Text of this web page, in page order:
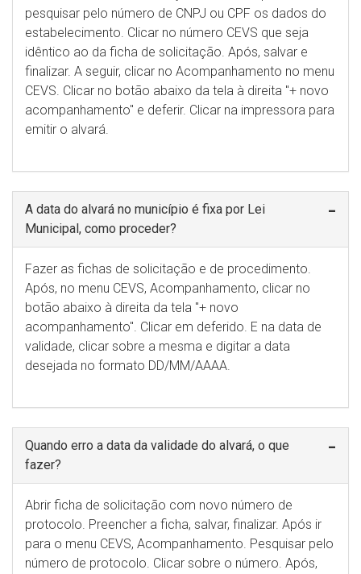
pesquisar pelo número de CNPJ ou CPF os dados do
estabelecimento. Clicar no número CEVS que seja
idêntico ao da ficha de solicitação. Após, salvar e
finalizar. A seguir, clicar no Acompanhamento no menu
CEVS. Clicar no botão abaixo da tela à direita "+ novo
acompanhamento" e deferir. Clicar na impressora para
emitir o alvará.
A data do alvará no município é fixa por Lei
Municipal, como proceder?
Fazer as fichas de solicitação e de procedimento.
Após, no menu CEVS, Acompanhamento, clicar no
botão abaixo à direita da tela "+ novo
acompanhamento". Clicar em deferido. E na data de
validade, clicar sobre a mesma e digitar a data
desejada no formato DD/MM/AAAA.
Quando erro a data da validade do alvará, o que
fazer?
Abrir ficha de solicitação com novo número de
protocolo. Preencher a ficha, salvar, finalizar. Após ir
para o menu CEVS, Acompanhamento. Pesquisar pelo
número de protocolo. Clicar sobre o número. Após,